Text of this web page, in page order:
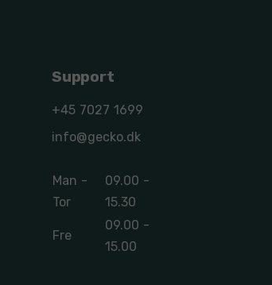
Support
+45 7027 1699
info@gecko.dk
Man -
Tor
09.00 -
15.30
Fre
09.00 -
15.00